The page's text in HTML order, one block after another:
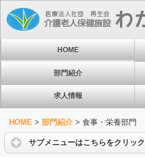
HOME
部門紹介
求人情報
HOME > 部門紹介 > 食事・栄養部門
サブメニューはこちらをクリック